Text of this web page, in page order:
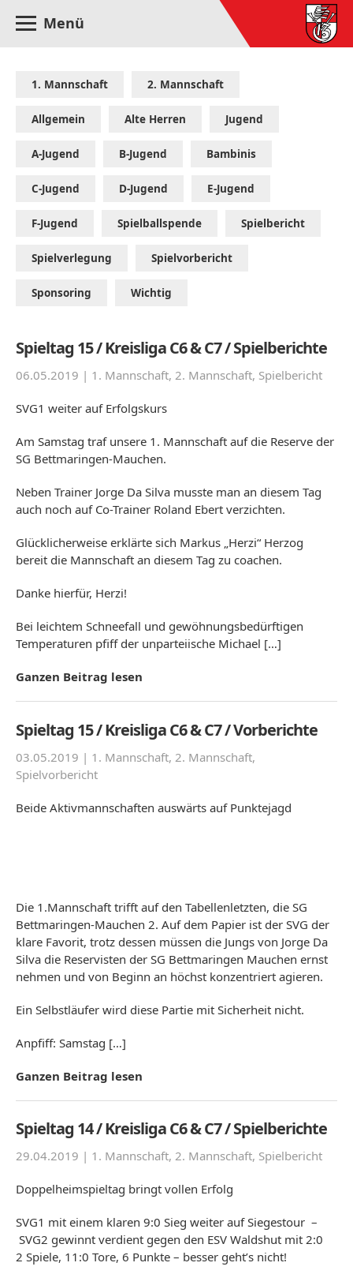
Menü
1. Mannschaft 2. Mannschaft
Allgemein Alte Herren Jugend
A-Jugend B-Jugend Bambinis
C-Jugend D-Jugend E-Jugend
F-Jugend Spielballspende Spielbericht
Spielverlegung Spielvorbericht
Sponsoring Wichtig
Spieltag 15 / Kreisliga C6 & C7 / Spielberichte
06.05.2019 | 1. Mannschaft, 2. Mannschaft, Spielbericht
SVG1 weiter auf Erfolgskurs
Am Samstag traf unsere 1. Mannschaft auf die Reserve der
SG Bettmaringen-Mauchen.
Neben Trainer Jorge Da Silva musste man an diesem Tag
auch noch auf Co-Trainer Roland Ebert verzichten.
Glücklicherweise erklärte sich Markus „Herzi“ Herzog
bereit die Mannschaft an diesem Tag zu coachen.
Danke hierfür, Herzi!
Bei leichtem Schneefall und gewöhnungsbedürftigen
Temperaturen pfiff der unparteiische Michael […]
Ganzen Beitrag lesen
Spieltag 15 / Kreisliga C6 & C7 / Vorberichte
03.05.2019 | 1. Mannschaft, 2. Mannschaft,
Spielvorbericht
Beide Aktivmannschaften auswärts auf Punktejagd
Die 1.Mannschaft trifft auf den Tabellenletzten, die SG
Bettmaringen-Mauchen 2. Auf dem Papier ist der SVG der
klare Favorit, trotz dessen müssen die Jungs von Jorge Da
Silva die Reservisten der SG Bettmaringen Mauchen ernst
nehmen und von Beginn an höchst konzentriert agieren.
Ein Selbstläufer wird diese Partie mit Sicherheit nicht.
Anpfiff: Samstag […]
Ganzen Beitrag lesen
Spieltag 14 / Kreisliga C6 & C7 / Spielberichte
29.04.2019 | 1. Mannschaft, 2. Mannschaft, Spielbericht
Doppelheimspieltag bringt vollen Erfolg
SVG1 mit einem klaren 9:0 Sieg weiter auf Siegestour –
SVG2 gewinnt verdient gegen den ESV Waldshut mit 2:0
2 Spiele, 11:0 Tore, 6 Punkte – besser geht’s nicht!